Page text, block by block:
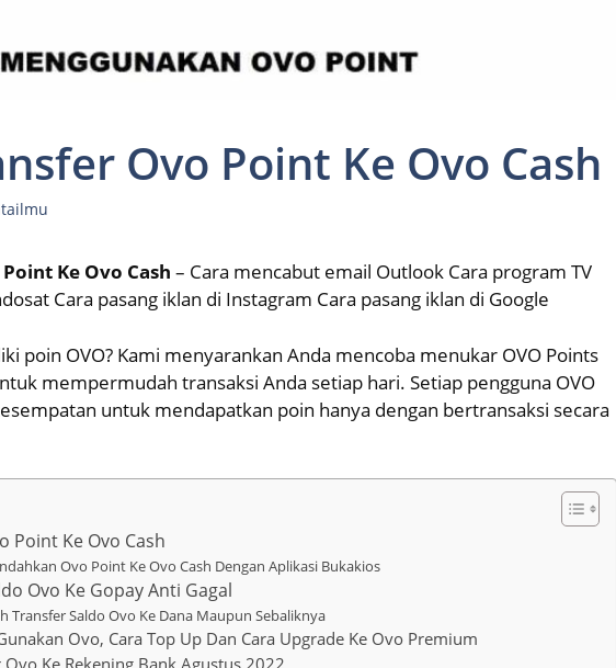
Ovo Point Ke Ovo Cash
Ke Ovo Cash – Cara mencabut email Outlook Cara program TV
Cara pasang iklan di Instagram Cara pasang iklan di Google
poin OVO? Kami menyarankan Anda mencoba menukar OVO Points
mempermudah transaksi Anda setiap hari. Setiap pengguna OVO
untuk mendapatkan poin hanya dengan bertransaksi secara
Point Ke Ovo Cash
Ovo Point Ke Ovo Cash Dengan Aplikasi Bukakios
Ovo Ke Gopay Anti Gagal
Transfer Saldo Ovo Ke Dana Maupun Sebaliknya
Ovo, Cara Top Up Dan Cara Upgrade Ke Ovo Premium